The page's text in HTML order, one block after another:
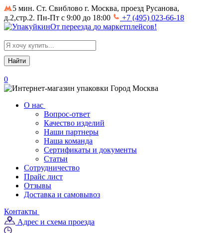
5 мин. Ст. Свиблово г. Москва, проезд Русанова,
д.2,стр.2. Пн-Пт с 9:00 до 18:00
+7 (495) 023-66-18
От переезда до маркетплейсов!
Search
for:
0
Город Москва
О нас
Вопрос-ответ
Качество изделий
Наши партнеры
Наша команда
Сертификаты и документы
Статьи
Сотрудничество
Прайс лист
Отзывы
Доставка и самовывоз
Контакты
Адрес и схема проезда